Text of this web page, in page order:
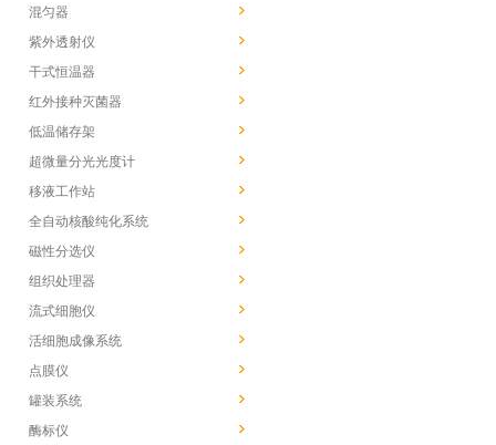
混匀器
紫外透射仪
干式恒温器
红外接种灭菌器
低温储存架
超微量分光光度计
移液工作站
全自动核酸纯化系统
磁性分选仪
组织处理器
流式细胞仪
活细胞成像系统
点膜仪
罐装系统
酶标仪